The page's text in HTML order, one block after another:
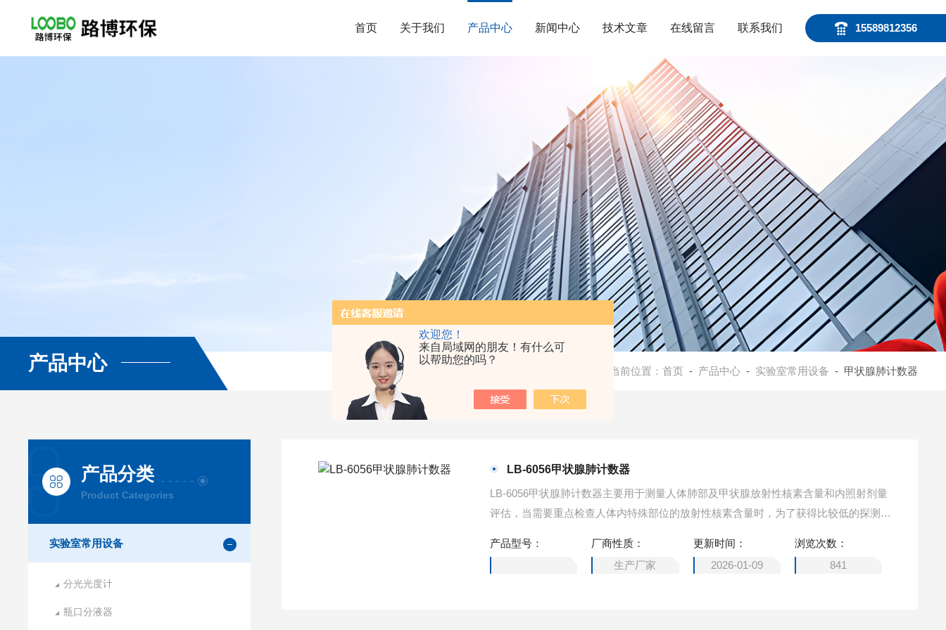
欢迎您！
来自局域网的朋友！有什么可
以帮助您的吗？
15589812356
首页 关于我们 产品中心 新闻中心 技术文章 在线留言 联系我们
产品中心 当前位置： 首页 - 产品中心- 实验室常用设备 - 甲状腺肺计数器
产品分类
Product Categories
实验室常用设备
分光光度计
瓶口分液器
LB-6056甲状腺肺计数器
LB-6056甲状腺肺计数器主要用于测量人体肺部及甲状腺放射性核素含量和内照射剂量
评估，当需要重点检查人体内特殊部位的放射性核素含量时，为了获得比较低的探测下
1个2L NaI 探测器组成，下部探测器测量肺部放射性活度，上部NaI探测器测量甲状腺放
射性活度，甲状腺探测器和肺部探测器可同时进行放射性测量。
产品型号：
厂商性质：
生产厂家
更新时间：
2026-01-09
浏览次数：
841